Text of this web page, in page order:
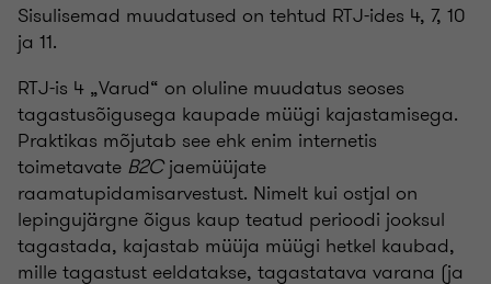
Sisulisemad muudatused on tehtud RTJ-ides 4, 7, 10
ja 11.
RTJ-is 4 „Varud“ on oluline muudatus seoses
tagastusõigusega kaupade müügi kajastamisega.
Praktikas mõjutab see ehk enim internetis
toimetavate B2Cjaemüüjate
raamatupidamisarvestust. Nimelt kui ostjal on
lepingujärgne õigus kaup teatud perioodi jooksul
tagastada, kajastab müüja müügi hetkel kaubad,
mille tagastust eeldatakse, tagastatava varana (ja